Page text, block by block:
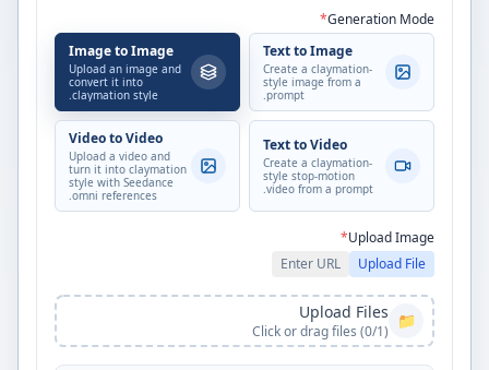
Generation Mode
*
Text to Image
Create a claymation-
style image from a
prompt.
Image to Image
Upload an image and
convert it into
claymation style.
Text to Video
Create a claymation-
style stop-motion
video from a prompt.
Video to Video
Upload a video and
turn it into claymation
style with Seedance
omni references.
Upload Image
*
Upload File
Enter URL
📁
Upload Files
Click or drag files (0/1)